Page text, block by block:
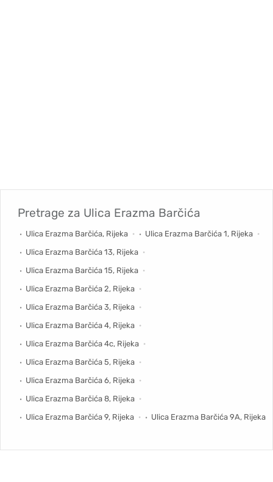
Pretrage za Ulica Erazma Barčića
Ulica Erazma Barčića, Rijeka
Ulica Erazma Barčića 1, Rijeka
Ulica Erazma Barčića 13, Rijeka
Ulica Erazma Barčića 15, Rijeka
Ulica Erazma Barčića 2, Rijeka
Ulica Erazma Barčića 3, Rijeka
Ulica Erazma Barčića 4, Rijeka
Ulica Erazma Barčića 4c, Rijeka
Ulica Erazma Barčića 5, Rijeka
Ulica Erazma Barčića 6, Rijeka
Ulica Erazma Barčića 8, Rijeka
Ulica Erazma Barčića 9, Rijeka
Ulica Erazma Barčića 9A, Rijeka